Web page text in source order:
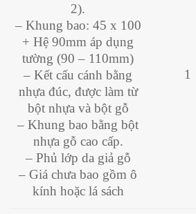
2).
– Khung bao: 45 x 100
+ Hệ 90mm áp dụng
tường (90 – 110mm)
– Kết cấu cánh bằng
nhựa đúc, được làm từ
bột nhựa và bột gỗ
– Khung bao bằng bột
nhựa gỗ cao cấp.
– Phủ lớp da giả gỗ
– Giá chưa bao gồm ô
kính hoặc lá sách
1